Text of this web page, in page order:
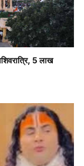
5 लाख